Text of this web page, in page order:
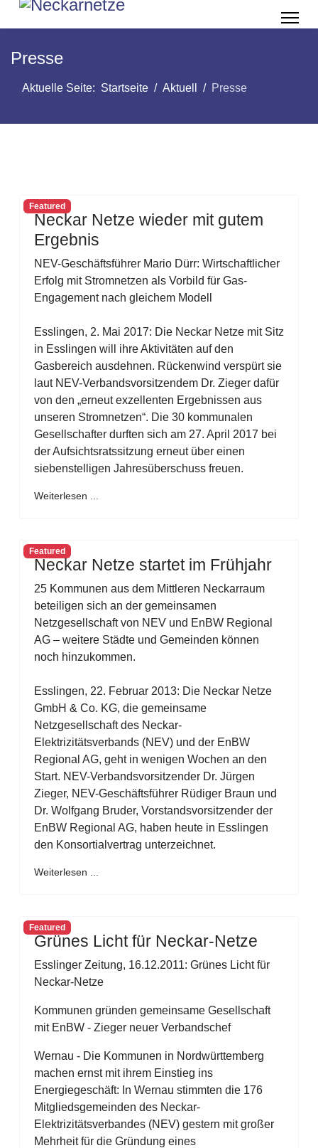
Presse
Aktuelle Seite: Startseite Aktuell Presse
Featured
Neckar Netze wieder mit gutem
Ergebnis
NEV-Geschäftsführer Mario Dürr: Wirtschaftlicher
Erfolg mit Stromnetzen als Vorbild für Gas-
Engagement nach gleichem Modell
Esslingen, 2. Mai 2017: Die Neckar Netze mit Sitz
in Esslingen will ihre Aktivitäten auf den
Gasbereich ausdehnen. Rückenwind verspürt sie
laut NEV-Verbandsvorsitzendem Dr. Zieger dafür
von den „erneut exzellenten Ergebnissen aus
unseren Stromnetzen“. Die 30 kommunalen
Gesellschafter durften sich am 27. April 2017 bei
der Aufsichtsratssitzung erneut über einen
siebenstelligen Jahresüberschuss freuen.
Weiterlesen ...
Featured
Neckar Netze startet im Frühjahr
25 Kommunen aus dem Mittleren Neckarraum
beteiligen sich an der gemeinsamen
Netzgesellschaft von NEV und EnBW Regional
AG – weitere Städte und Gemeinden können
noch hinzukommen.
Esslingen, 22. Februar 2013: Die Neckar Netze
GmbH & Co. KG, die gemeinsame
Netzgesellschaft des Neckar-
Elektrizitätsverbands (NEV) und der EnBW
Regional AG, geht in wenigen Wochen an den
Start. NEV-Verbandsvorsitzender Dr. Jürgen
Zieger, NEV-Geschäftsführer Rüdiger Braun und
Dr. Wolfgang Bruder, Vorstandsvorsitzender der
EnBW Regional AG, haben heute in Esslingen
den Konsortialvertrag unterzeichnet.
Weiterlesen ...
Featured
Grünes Licht für Neckar-Netze
Esslinger Zeitung, 16.12.2011: Grünes Licht für
Neckar-Netze
Kommunen gründen gemeinsame Gesellschaft
mit EnBW - Zieger neuer Verbandschef
Wernau - Die Kommunen in Nordwürttemberg
machen ernst mit ihrem Einstieg ins
Energiegeschäft: In Wernau stimmten die 176
Mitgliedsgemeinden des Neckar-
Elektrizitätsverbandes (NEV) gestern mit großer
Mehrheit für die Gründung eines